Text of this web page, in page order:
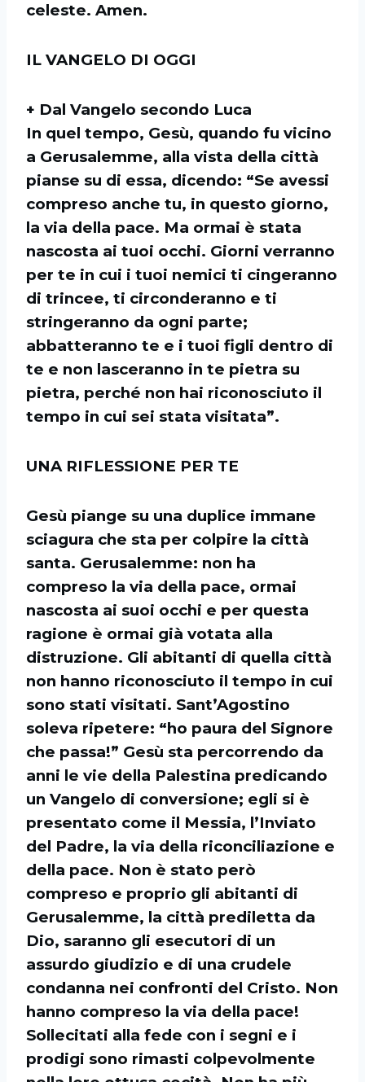
celeste. Amen.
IL VANGELO DI OGGI
+ Dal Vangelo secondo Luca
In quel tempo, Gesù, quando fu vicino
a Gerusalemme, alla vista della città
pianse su di essa, dicendo: “Se avessi
compreso anche tu, in questo giorno,
la via della pace. Ma ormai è stata
nascosta ai tuoi occhi. Giorni verranno
per te in cui i tuoi nemici ti cingeranno
di trincee, ti circonderanno e ti
stringeranno da ogni parte;
abbatteranno te e i tuoi figli dentro di
te e non lasceranno in te pietra su
pietra, perché non hai riconosciuto il
tempo in cui sei stata visitata”.
UNA RIFLESSIONE PER TE
Gesù piange su una duplice immane
sciagura che sta per colpire la città
santa. Gerusalemme: non ha
compreso la via della pace, ormai
nascosta ai suoi occhi e per questa
ragione è ormai già votata alla
distruzione. Gli abitanti di quella città
non hanno riconosciuto il tempo in cui
sono stati visitati. Sant’Agostino
soleva ripetere: “ho paura del Signore
che passa!” Gesù sta percorrendo da
anni le vie della Palestina predicando
un Vangelo di conversione; egli si è
presentato come il Messia, l’Inviato
del Padre, la via della riconciliazione e
della pace. Non è stato però
compreso e proprio gli abitanti di
Gerusalemme, la città prediletta da
Dio, saranno gli esecutori di un
assurdo giudizio e di una crudele
condanna nei confronti del Cristo. Non
hanno compreso la via della pace!
Sollecitati alla fede con i segni e i
prodigi sono rimasti colpevolmente